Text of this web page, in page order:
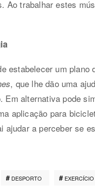
Ao trabalhar estes
estabelecer um
, que lhe dão uma
Em alternativa pode
aplicação para
ajudar a perceber se
DESPORTO EXERCÍCIO